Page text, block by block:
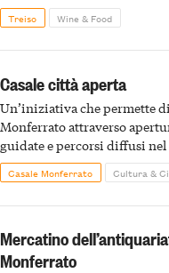
Treiso Wine & Food
Casale città aperta
Un’iniziativa che permette
Monferrato attraverso
guidate e percorsi diffusi
Casale Monferrato Cultura &
Mercatino
Monferrato